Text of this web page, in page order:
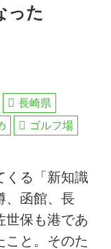
った
長崎県
ゴルフ場
くる「新知識
、函館、長
世保も港であ
こと。そのた